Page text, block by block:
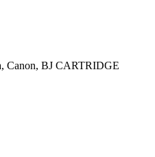
Canon, BJ CARTRIDGE